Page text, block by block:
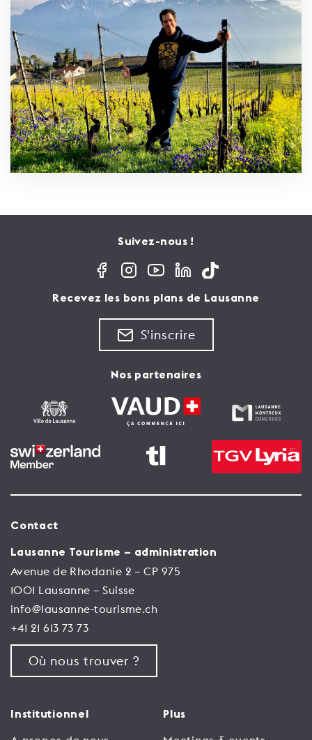
Suivez-nous !
Recevez les bons plans de Lausanne
S'inscrire
Nos partenaires
Contact
Lausanne Tourisme – administration
Avenue de Rhodanie 2 – CP 975
1001 Lausanne – Suisse
info@lausanne-tourisme.ch
+41 21 613 73 73
Où nous trouver ?
Institutionnel Plus